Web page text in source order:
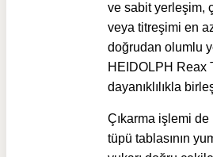
ve sabit yerleşim,
veya titreşimi en
doğrudan olumlu
HEIDOLPH Reax
dayanıklılıkla
Çıkarma işlemi
tüpü tablasının